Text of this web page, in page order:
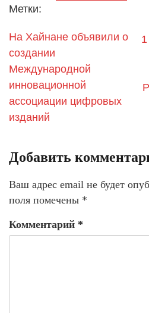
Метки:
На Хайнане объявили о
создании
Международной
инновационной
ассоциации цифровых
изданий
Добавить
Ваш адрес email не будет
поля помечены *
Комментарий *